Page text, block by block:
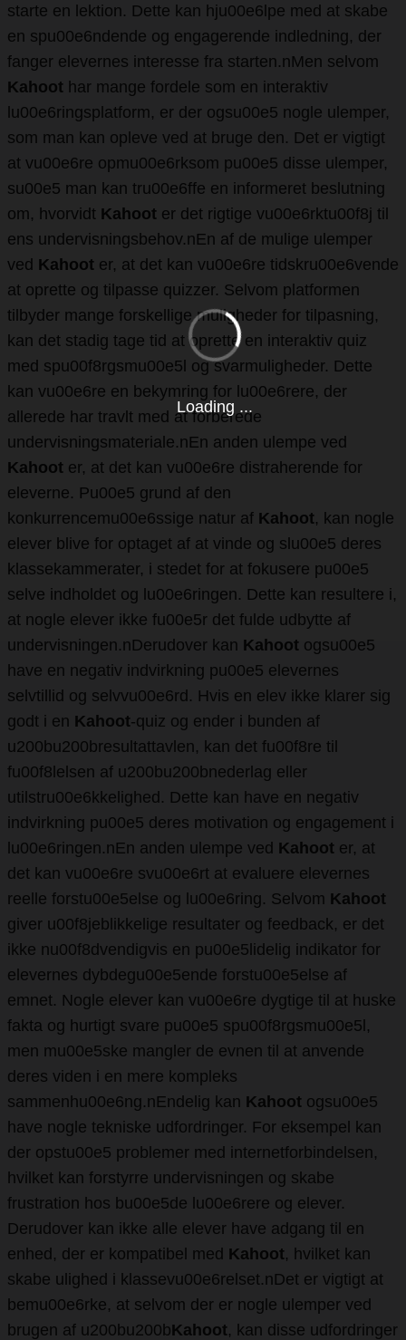
starte en lektion. Dette kan hju00e6lpe med at skabe
en spu00e6ndende og engagerende indledning, der
fanger elevernes interesse fra starten.nMen selvom
Kahoot har mange fordele som en interaktiv
lu00e6ringsplatform, er der ogsu00e5 nogle ulemper,
som man kan opleve ved at bruge den. Det er vigtigt
at vu00e6re opmu00e6rksom pu00e5 disse ulemper,
su00e5 man kan tru00e6ffe en informeret beslutning
om, hvorvidt Kahoot er det rigtige vu00e6rktu00f8j til
ens undervisningsbehov.nEn af de mulige ulemper
ved Kahoot er, at det kan vu00e6re tidskru00e6vende
at oprette og tilpasse quizzer. Selvom platformen
tilbyder mange forskellige muligheder for tilpasning,
kan det stadig tage tid at oprette en interaktiv quiz
med spu00f8rgsmu00e5l og svarmuligheder. Dette
kan vu00e6re en bekymring for lu00e6rere, der
allerede har travlt med at forberede
undervisningsmateriale.nEn anden ulempe ved
Kahoot er, at det kan vu00e6re distraherende for
eleverne. Pu00e5 grund af den
konkurrencemu00e6ssige natur af Kahoot, kan nogle
elever blive for optaget af at vinde og slu00e5 deres
klassekammerater, i stedet for at fokusere pu00e5
selve indholdet og lu00e6ringen. Dette kan resultere i,
at nogle elever ikke fu00e5r det fulde udbytte af
undervisningen.nDerudover kan Kahoot ogsu00e5
have en negativ indvirkning pu00e5 elevernes
selvtillid og selvvu00e6rd. Hvis en elev ikke klarer sig
godt i en Kahoot-quiz og ender i bunden af
u200bu200bresultattavlen, kan det fu00f8re til
fu00f8lelsen af u200bu200bnederlag eller
utilstru00e6kkelighed. Dette kan have en negativ
indvirkning pu00e5 deres motivation og engagement i
lu00e6ringen.nEn anden ulempe ved Kahoot er, at
det kan vu00e6re svu00e6rt at evaluere elevernes
reelle forstu00e5else og lu00e6ring. Selvom Kahoot
giver u00f8jeblikkelige resultater og feedback, er det
ikke nu00f8dvendigvis en pu00e5lidelig indikator for
elevernes dybdegu00e5ende forstu00e5else af
emnet. Nogle elever kan vu00e6re dygtige til at huske
fakta og hurtigt svare pu00e5 spu00f8rgsmu00e5l,
men mu00e5ske mangler de evnen til at anvende
deres viden i en mere kompleks
sammenhu00e6ng.nEndelig kan Kahoot ogsu00e5
have nogle tekniske udfordringer. For eksempel kan
der opstu00e5 problemer med internetforbindelsen,
hvilket kan forstyrre undervisningen og skabe
frustration hos bu00e5de lu00e6rere og elever.
Derudover kan ikke alle elever have adgang til en
enhed, der er kompatibel med Kahoot, hvilket kan
skabe ulighed i klassevu00e6relset.nDet er vigtigt at
bemu00e6rke, at selvom der er nogle ulemper ved
brugen af u200bu200bKahoot, kan disse udfordringer
Loading ...